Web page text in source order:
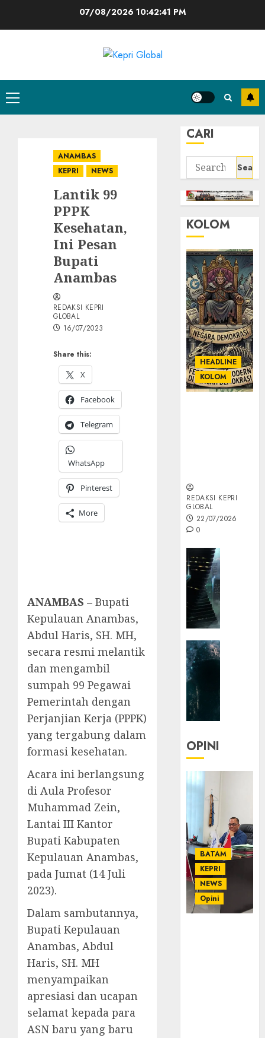
07/08/2026 10:42:42 PM
Primary
Menu
ANAMBAS
KEPRI
NEWS
Lantik 99
PPPK
Kesehatan,
Ini Pesan
Bupati
Anambas
Share this:
X
Facebook
Telegram
WhatsApp
Pinterest
More
REDAKSI KEPRI
GLOBAL
16/07/2023
ANAMBAS – Bupati
Kepulauan Anambas,
Abdul Haris, SH. MH,
secara resmi melantik
dan mengambil
sumpah 99 Pegawai
Pemerintah dengan
Perjanjian Kerja (PPPK)
yang tergabung dalam
formasi kesehatan.
Acara ini berlangsung
di Aula Profesor
Muhammad Zein,
Lantai III Kantor
Bupati Kabupaten
Kepulauan Anambas,
pada Jumat (14 Juli
2023).
Dalam sambutannya,
Bupati Kepulauan
Anambas, Abdul
Haris, SH. MH
menyampaikan
apresiasi dan ucapan
selamat kepada para
ASN baru yang baru
CARI
Search
for:
KOLOM
HEADLINE
KOLOM
REDAKSI KEPRI
GLOBAL
22/07/2026
0
OPINI
BATAM
KEPRI
NEWS
Opini